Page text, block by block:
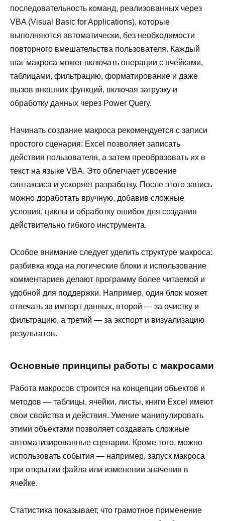
последовательность команд, реализованных через
VBA (Visual Basic for Applications), которые
выполняются автоматически, без необходимости
повторного вмешательства пользователя. Каждый
шаг макроса может включать операции с ячейками,
таблицами, фильтрацию, форматирование и даже
вызов внешних функций, включая загрузку и
обработку данных через Power Query.
Начинать создание макроса рекомендуется с записи
простого сценария: Excel позволяет записать
действия пользователя, а затем преобразовать их в
текст на языке VBA. Это облегчает усвоение
синтаксиса и ускоряет разработку. После этого запись
можно доработать вручную, добавив сложные
условия, циклы и обработку ошибок для создания
действительно гибкого инструмента.
Особое внимание следует уделить структуре макроса:
разбивка кода на логические блоки и использование
комментариев делают программу более читаемой и
удобной для поддержки. Например, один блок может
отвечать за импорт данных, второй — за очистку и
фильтрацию, а третий — за экспорт и визуализацию
результатов.
Основные принципы работы с макросами
Работа макросов строится на концепции объектов и
методов — таблицы, ячейки, листы, книги Excel имеют
свои свойства и действия. Умение манипулировать
этими объектами позволяет создавать сложные
автоматизированные сценарии. Кроме того, можно
использовать события — например, запуск макроса
при открытии файла или изменении значения в
ячейке.
Статистика показывает, что грамотное применение